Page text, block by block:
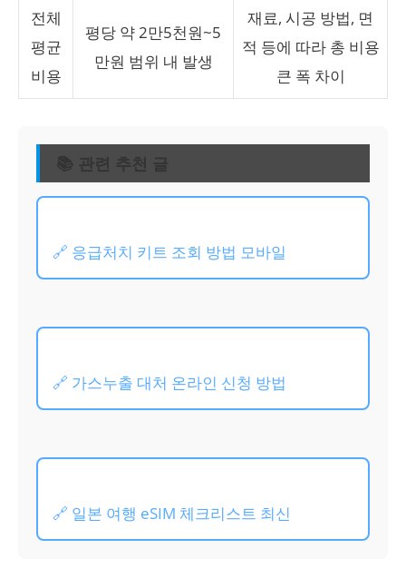
전체
평균
비용
평당 약 2만5천원~5
만원 범위 내 발생
재료, 시공 방법, 면
적 등에 따라 총 비용
큰 폭 차이
📚 관련 추천 글
🔗 응급처치 키트 조회 방법 모바일
🔗 가스누출 대처 온라인 신청 방법
🔗 일본 여행 eSIM 체크리스트 최신